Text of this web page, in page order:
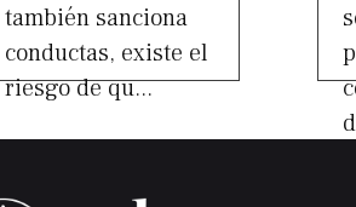
también sanciona
conductas, existe el
riesgo de qu...